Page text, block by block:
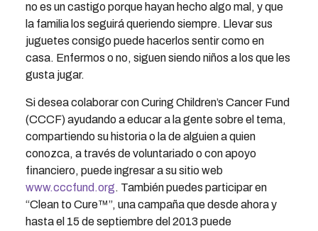
no es un castigo porque hayan hecho algo mal, y que
la familia los seguirá queriendo siempre. Llevar sus
juguetes consigo puede hacerlos sentir como en
casa. Enfermos o no, siguen siendo niños a los que les
gusta jugar.
Si desea colaborar con Curing Children’s Cancer Fund
(CCCF) ayudando a educar a la gente sobre el tema,
compartiendo su historia o la de alguien a quien
conozca, a través de voluntariado o con apoyo
financiero, puede ingresar a su sitio web
www.cccfund.org. También puedes participar en
“Clean to Cure™”, una campaña que desde ahora y
hasta el 15 de septiembre del 2013 puede